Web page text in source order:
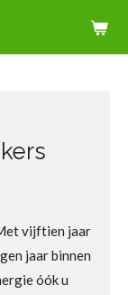
vijftien jaar
jaar binnen
óók u